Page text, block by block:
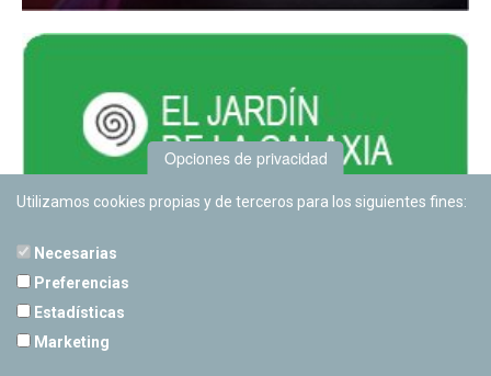
Opciones de privacidad
Utilizamos cookies propias y de terceros para los siguientes fines:
Necesarias
Preferencias
Estadísticas
Marketing